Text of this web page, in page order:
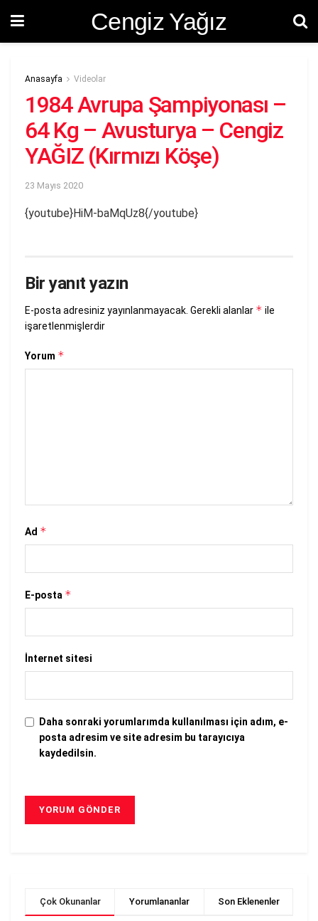
Cengiz Yağız
Anasayfa Videolar
1984 Avrupa Şampiyonası –
64 Kg – Avusturya – Cengiz
YAĞIZ (Kırmızı Köşe)
23 Mayıs 2020
{youtube}HiM-baMqUz8{/youtube}
Bir yanıt yazın
E-posta adresiniz yayınlanmayacak. Gerekli alanlar * ile
işaretlenmişlerdir
Yorum *
Ad *
E-posta *
İnternet sitesi
Daha sonraki yorumlarımda kullanılması için adım, e-
posta adresim ve site adresim bu tarayıcıya
kaydedilsin.
Çok Okunanlar Yorumlananlar Son Eklenenler